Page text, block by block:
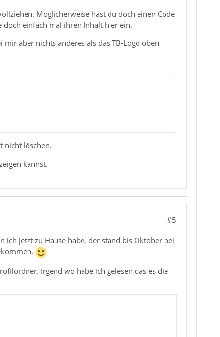
Möglicherweise hast du doch einen Code
doch einfach mal ihren Inhalt hier ein.
aber nichts anderes als das TB-Logo oben
nicht löschen.
kannst.
#5
ich jetzt zu Hause habe, der stand bis Oktober bei
Irgend wo habe ich gelesen das es die